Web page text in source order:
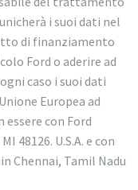
i suoi dati nel
di finanziamento
Ford o aderire ad
caso i suoi dati
Europea ad
con Ford
48126. U.S.A. e con
Chennai, Tamil Nadu